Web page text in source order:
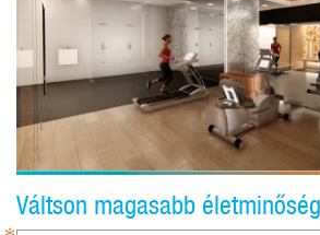
Váltson magasabb